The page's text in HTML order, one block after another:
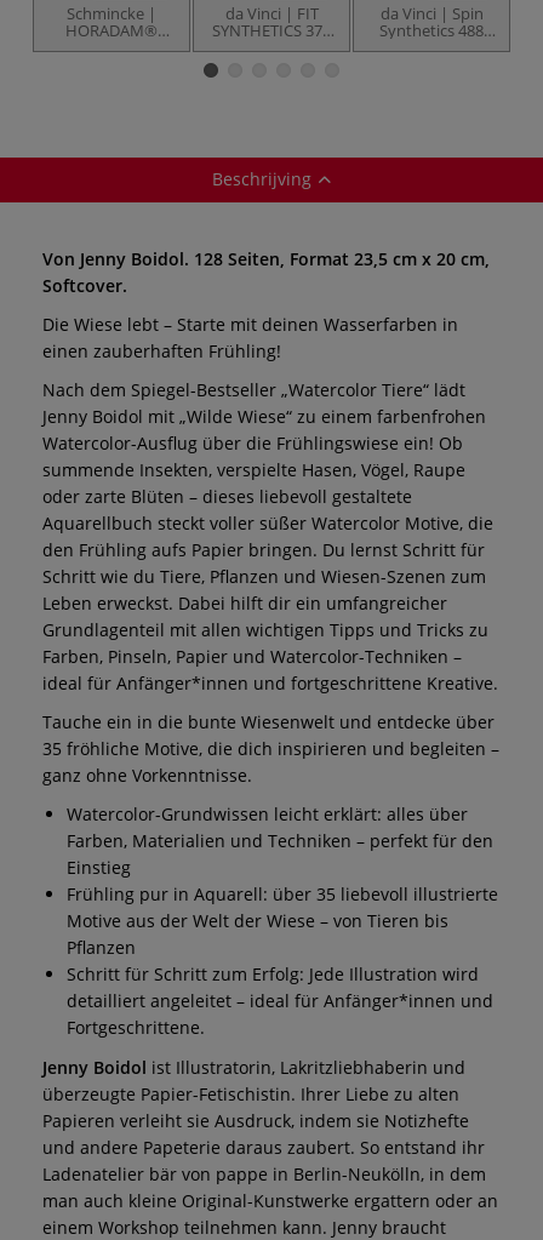
Schmincke |
HORADAM®
aquarelverf
da Vinci | FIT
SYNTHETICS 374
penseel ○ plat ○
synthetisch haar
da Vinci | Spin
Synthetics 488
rond
Beschrijving
Von Jenny Boidol. 128 Seiten, Format 23,5 cm x 20 cm,
Softcover.
Die Wiese lebt – Starte mit deinen Wasserfarben in
einen zauberhaften Frühling!
Nach dem Spiegel-Bestseller „Watercolor Tiere“ lädt
Jenny Boidol mit „Wilde Wiese“ zu einem farbenfrohen
Watercolor-Ausflug über die Frühlingswiese ein! Ob
summende Insekten, verspielte Hasen, Vögel, Raupe
oder zarte Blüten – dieses liebevoll gestaltete
Aquarellbuch steckt voller süßer Watercolor Motive, die
den Frühling aufs Papier bringen. Du lernst Schritt für
Schritt wie du Tiere, Pflanzen und Wiesen-Szenen zum
Leben erweckst. Dabei hilft dir ein umfangreicher
Grundlagenteil mit allen wichtigen Tipps und Tricks zu
Farben, Pinseln, Papier und Watercolor-Techniken –
ideal für Anfänger*innen und fortgeschrittene Kreative.
Tauche ein in die bunte Wiesenwelt und entdecke über
35 fröhliche Motive, die dich inspirieren und begleiten –
ganz ohne Vorkenntnisse.
Watercolor-Grundwissen leicht erklärt: alles über
Farben, Materialien und Techniken – perfekt für den
Einstieg
Frühling pur in Aquarell: über 35 liebevoll illustrierte
Motive aus der Welt der Wiese – von Tieren bis
Pflanzen
Schritt für Schritt zum Erfolg: Jede Illustration wird
detailliert angeleitet – ideal für Anfänger*innen und
Fortgeschrittene.
Jenny Boidol ist Illustratorin, Lakritzliebhaberin und
überzeugte Papier-Fetischistin. Ihrer Liebe zu alten
Papieren verleiht sie Ausdruck, indem sie Notizhefte
und andere Papeterie daraus zaubert. So entstand ihr
Ladenatelier bär von pappe in Berlin-Neukölln, in dem
man auch kleine Original-Kunstwerke ergattern oder an
einem Workshop teilnehmen kann. Jenny braucht